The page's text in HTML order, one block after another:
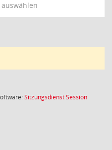
SitzungsdienstSession(Wird in